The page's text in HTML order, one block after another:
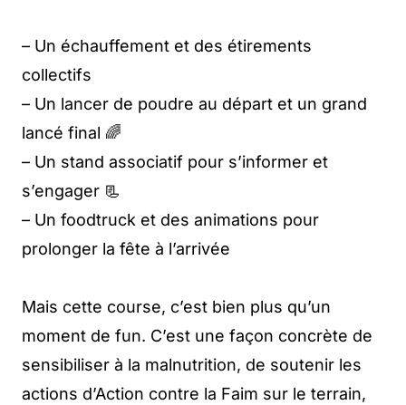
– Un échauffement et des étirements
collectifs
– Un lancer de poudre au départ et un grand
lancé final 🌈
– Un stand associatif pour s’informer et
s’engager 📃
– Un foodtruck et des animations pour
prolonger la fête à l’arrivée
Mais cette course, c’est bien plus qu’un
moment de fun. C’est une façon concrète de
sensibiliser à la malnutrition, de soutenir les
actions d’Action contre la Faim sur le terrain,